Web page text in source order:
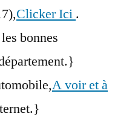
Clicker Ici .
bonnes
A voir et à